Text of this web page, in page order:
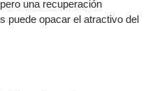
una recuperación
puede opacar el atractivo del